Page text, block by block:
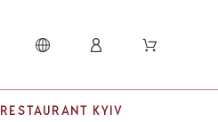
RESTAURANT KYIV